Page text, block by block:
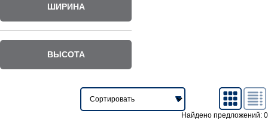
ШИРИНА
ВЫСОТА
Найдено предложений: 0